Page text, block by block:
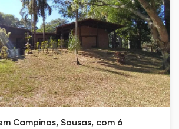
Campinas, Sousas, com 6